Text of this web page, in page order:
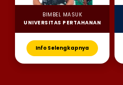
BIMBEL MASUK
UNIVERSITAS PERTAHANAN
Info Selengkapnya